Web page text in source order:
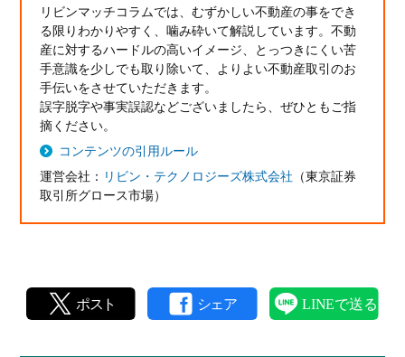
リビンマッチコラムでは、むずかしい不動産の事をでき
る限りわかりやすく、噛み砕いて解説しています。不動
産に対するハードルの高いイメージ、とっつきにくい苦
手意識を少しでも取り除いて、よりよい不動産取引のお
手伝いをさせていただきます。
誤字脱字や事実誤認などございましたら、ぜひともご指
摘ください。
コンテンツの引用ルール
運営会社： リビン・テクノロジーズ株式会社 （東京証券
取引所グロース市場）